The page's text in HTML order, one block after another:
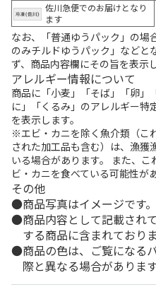
佐川急便でのお届けとなり
ます
なお、「普通ゆうパック」の場
のみチルドゆうパック」などと
ず、商品内容欄にその旨を表示
アレルギー情報について
商品に「小麦」「そば」「卵」
に」「くるみ」のアレルギー特
を表示します。
※エビ・カニを除く魚介類（こ
された加工品も含む）は、漁獲
いる場合があります。 また、
ビ・カニを食べている可能性が
その他
商品写真はイメージです。
商品内容として記載され
する商品に含まれており
商品の色は、ご覧になる
際と異なる場合があります